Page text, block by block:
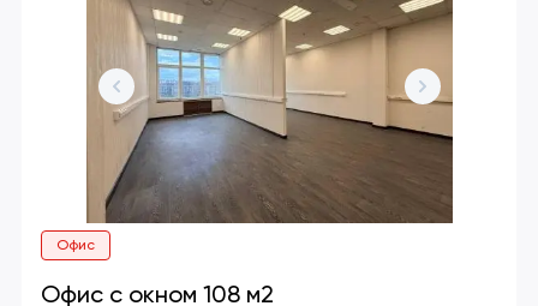
Офис
Офис с окном 108 м2